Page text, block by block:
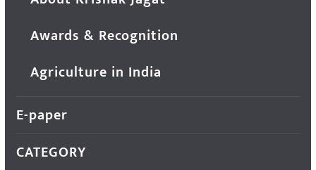
Awards & Recognition
Agriculture in India
E-paper
CATEGORY